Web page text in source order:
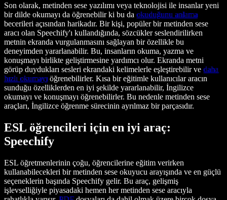
Son olarak, metinden sese yazılımı veya teknolojisi ile insanlar yeni
bir dilde okumayı da öğrenebilir ki bu da okuduğunu anlama
becerileri açısından harikadır. Bir kişi, popüler bir metinden sese
aracı olan Speechify'ı kullandığında, sözcükler seslendirilirken
metnin ekranda vurgulanmasını sağlayan bir özellikle bu
deneyimden yararlanabilir. Bu, insanların okuma, yazma ve
konuşmayı birlikte geliştirmesine yardımcı olur. Ekranda metni
görüp duydukları sesleri ekrandaki kelimelerle eşleştirebilir ve daha
hızlı okumayı öğrenebilirler. Kısa bir eğitimle kullanıcılar aracın
sunduğu özelliklerden en iyi şekilde yararlanabilir, İngilizce
okumayı ve konuşmayı öğrenebilirler. Bu nedenle metinden sese
araçları, İngilizce öğrenme sürecinin ayrılmaz bir parçasıdır.
ESL öğrencileri için en iyi araç:
Speechify
ESL öğretmenlerinin çoğu, öğrencilerine eğitim verirken
kullanabilecekleri bir metinden sese okuyucu arayışında ve en güçlü
seçeneklerin başında Speechify gelir. Bu araç, gelişmiş
işlevselliğiyle piyasadaki hemen her metinden sese aracıyla